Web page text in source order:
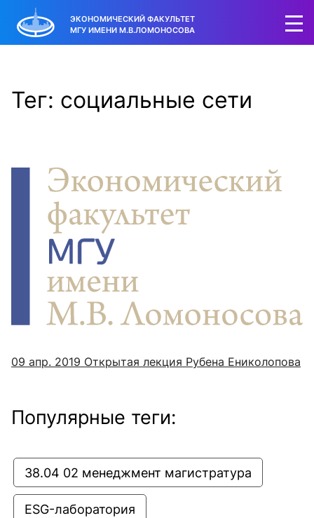
ЭКОНОМИЧЕСКИЙ ФАКУЛЬТЕТ
МГУ ИМЕНИ М.В.ЛОМОНОСОВА
Тег: социальные сети
09 апр. 2019 Открытая лекция Рубена Ениколопова
Популярные теги:
38.04 02 менеджмент магистратура
ESG-лаборатория